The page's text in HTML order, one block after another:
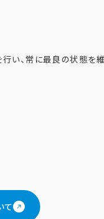
い、常に最良の状態を維
て